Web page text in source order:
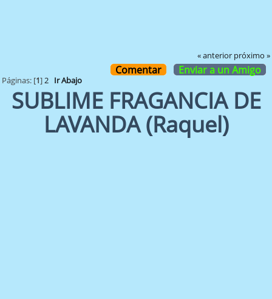
« anterior próximo »
Comentar Enviar a un Amigo
Páginas: [1]2 Ir Abajo
SUBLIME FRAGANCIA DE
LAVANDA (Raquel)